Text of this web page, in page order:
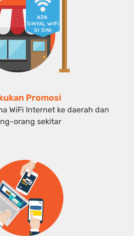
Promosi
WiFi Internet ke daerah dan
orang sekitar